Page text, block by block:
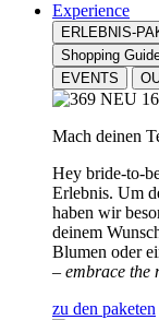
Experience
ERLEBNIS-
Shopping
EVENTS
Mach deinen
Hey bride-to-
Erlebnis. Um
haben wir
deinem
Blumen oder
– embrace the
zu den paketen